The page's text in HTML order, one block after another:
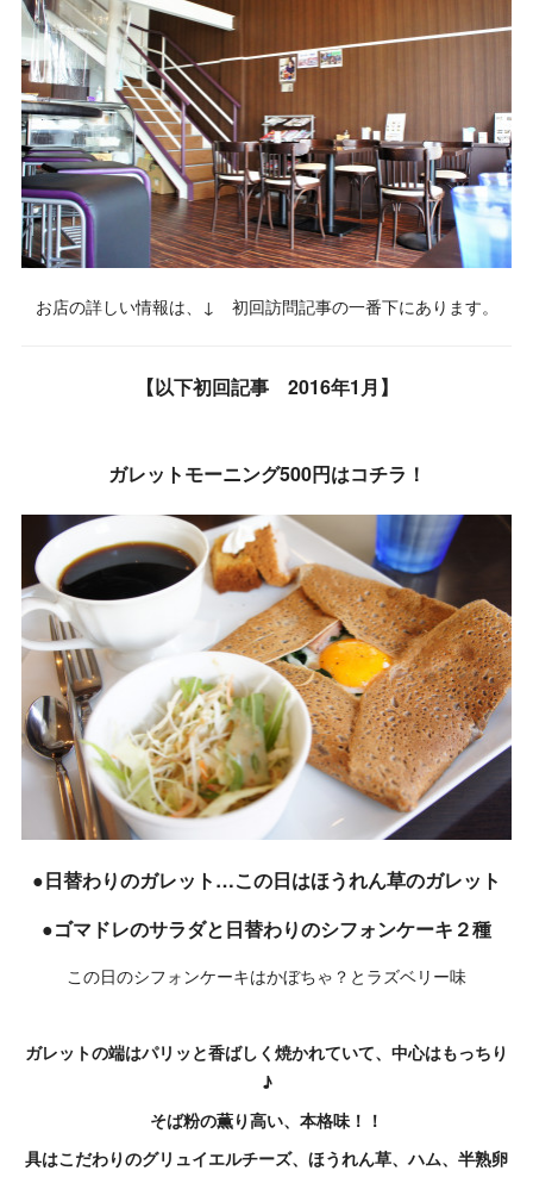
お店の詳しい情報は、↓ 初回訪問記事の一番下にあります。
【以下初回記事 2016年1月】
ガレットモーニング500円はコチラ！
●日替わりのガレット…この日はほうれん草のガレット
●ゴマドレのサラダと日替わりのシフォンケーキ２種
この日のシフォンケーキはかぼちゃ？とラズベリー味
ガレットの端はパリッと香ばしく焼かれていて、中心はもっちり
♪
そば粉の薫り高い、本格味！！
具はこだわりのグリュイエルチーズ、ほうれん草、ハム、半熟卵